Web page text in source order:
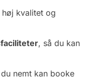
høj kvalitet og
, så du kan
nemt kan booke